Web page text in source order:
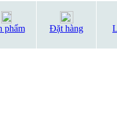
phẩm Đặt hàng